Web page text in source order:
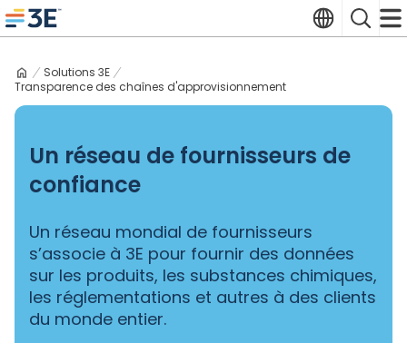
Skip
to
3E home
TranslateSearch
Solutions 3E
Transparence des chaînes d'approvisionnement
Un réseau de fournisseurs de
confiance
Un réseau mondial de fournisseurs
s’associe à 3E pour fournir des données
sur les produits, les substances chimiques,
les réglementations et autres à des clients
du monde entier.